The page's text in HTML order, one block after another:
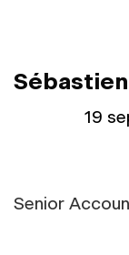
Sébastien
19
Senior